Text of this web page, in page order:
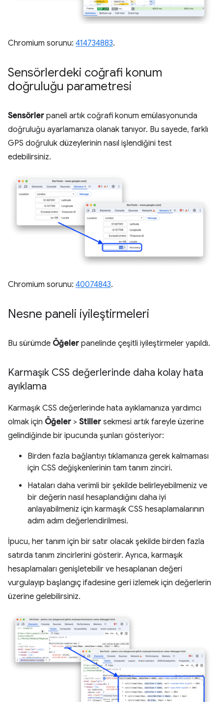
Chromium sorunu: 414734883.
Sensörlerdeki coğrafi konum
doğruluğu parametresi
Sensörler paneli artık coğrafi konum emülasyonunda
doğruluğu ayarlamanıza olanak tanıyor. Bu sayede, farklı
GPS doğruluk düzeylerinin nasıl işlendiğini test
edebilirsiniz.
Chromium sorunu: 40074843.
Nesne paneli iyileştirmeleri
Bu sürümde Öğeler panelinde çeşitli iyileştirmeler yapıldı.
Karmaşık CSS değerlerinde daha kolay hata
ayıklama
Karmaşık CSS değerlerinde hata ayıklamanıza yardımcı
olmak için Öğeler > Stiller sekmesi artık fareyle üzerine
gelindiğinde bir ipucunda şunları gösteriyor:
Birden fazla bağlantıyı tıklamanıza gerek kalmaması
için CSS değişkenlerinin tam tanım zinciri.
Hataları daha verimli bir şekilde belirleyebilmeniz ve
bir değerin nasıl hesaplandığını daha iyi
anlayabilmeniz için karmaşık CSS hesaplamalarının
adım adım değerlendirilmesi.
İpucu, her tanım için bir satır olacak şekilde birden fazla
satırda tanım zincirlerini gösterir. Ayrıca, karmaşık
hesaplamaları genişletebilir ve hesaplanan değeri
vurgulayıp başlangıç ifadesine geri izlemek için değerlerin
üzerine gelebilirsiniz.